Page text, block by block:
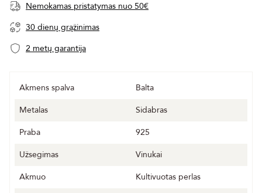
Nemokamas pristatymas nuo 50€
30 dienų grąžinimas
2 metų garantija
Akmens spalva
Balta
Metalas
Sidabras
Praba
925
Užsegimas
Vinukai
Akmuo
Kultivuotas perlas